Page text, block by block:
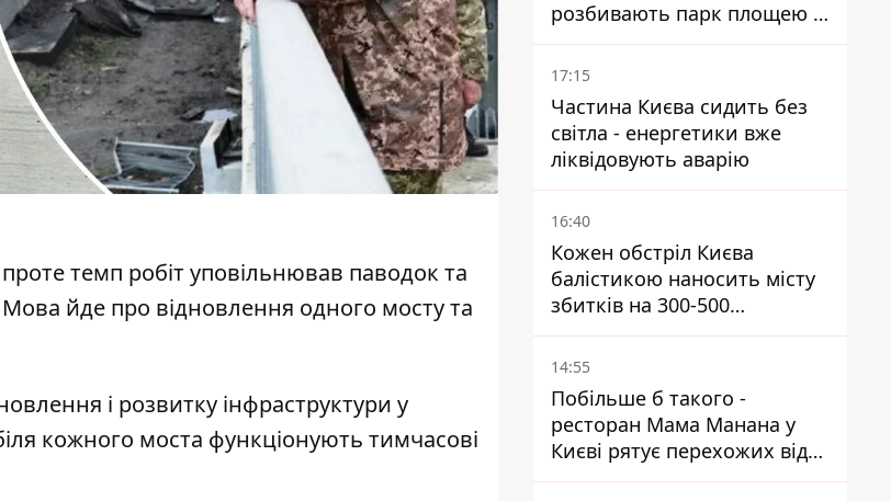
темп робіт уповільнював паводок та
Мова йде про відновлення одного мостута
і розвитку інфраструктури у
кожного моста функціонують тимчасові
розбивають парк площею в
гектар
17:15
Частина Києва сидить без
світла - енергетики вже
ліквідовують аварію
16:40
Кожен обстріл Києва
балістикою наносить місту
збитків на 300-500
мільйонів - Петро
Пантелеєв
14:55
Побільше б такого -
ресторан Мама Манана у
Києві рятує перехожих від
спеки